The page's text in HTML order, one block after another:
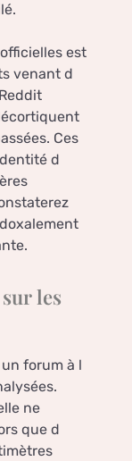
est
venant d
Ces
d
les
forum à l
ne
que d